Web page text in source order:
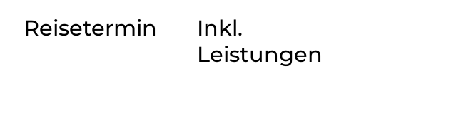
Reisetermin
Inkl.
Leistungen